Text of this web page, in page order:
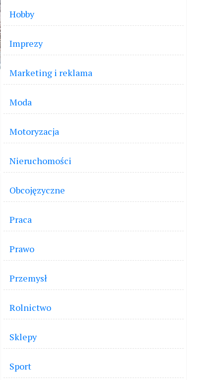
Hobby
Imprezy
Marketing i reklama
Moda
Motoryzacja
Nieruchomości
Obcojęzyczne
Praca
Prawo
Przemysł
Rolnictwo
Sklepy
Sport